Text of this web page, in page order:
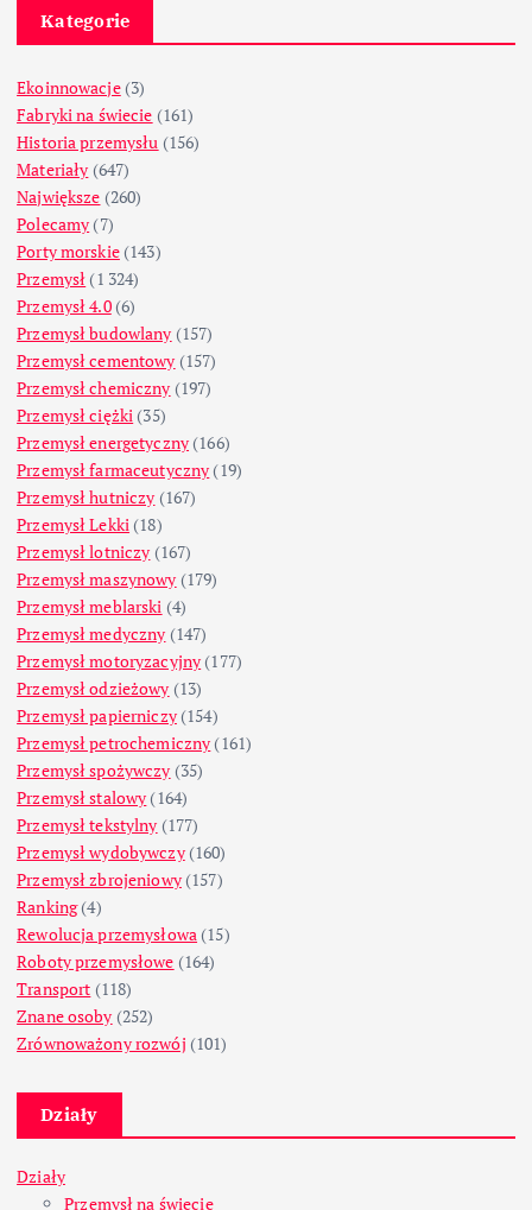
Kategorie
Ekoinnowacje(3)
Fabryki na świecie (161)
Historia przemysłu (156)
Materiały (647)
Największe (260)
Polecamy (7)
Porty morskie(143)
Przemysł (1 324)
Przemysł 4.0(6)
Przemysł budowlany (157)
Przemysł cementowy (157)
Przemysł chemiczny (197)
Przemysł ciężki (35)
Przemysł energetyczny (166)
Przemysł farmaceutyczny (19)
Przemysł hutniczy (167)
Przemysł Lekki (18)
Przemysł lotniczy (167)
Przemysł maszynowy (179)
Przemysł meblarski (4)
Przemysł medyczny (147)
Przemysł motoryzacyjny (177)
Przemysł odzieżowy (13)
Przemysł papierniczy(154)
Przemysł petrochemiczny (161)
Przemysł spożywczy (35)
Przemysł stalowy (164)
Przemysł tekstylny (177)
Przemysł wydobywczy(160)
Przemysł zbrojeniowy(157)
Ranking(4)
Rewolucja przemysłowa (15)
Roboty przemysłowe (164)
Transport (118)
Znane osoby (252)
Zrównoważony rozwój (101)
Działy
Działy
Przemysł na świecie